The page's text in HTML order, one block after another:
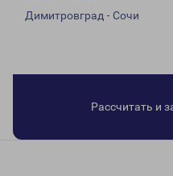
Димитровград - Сочи
Рассчитать и